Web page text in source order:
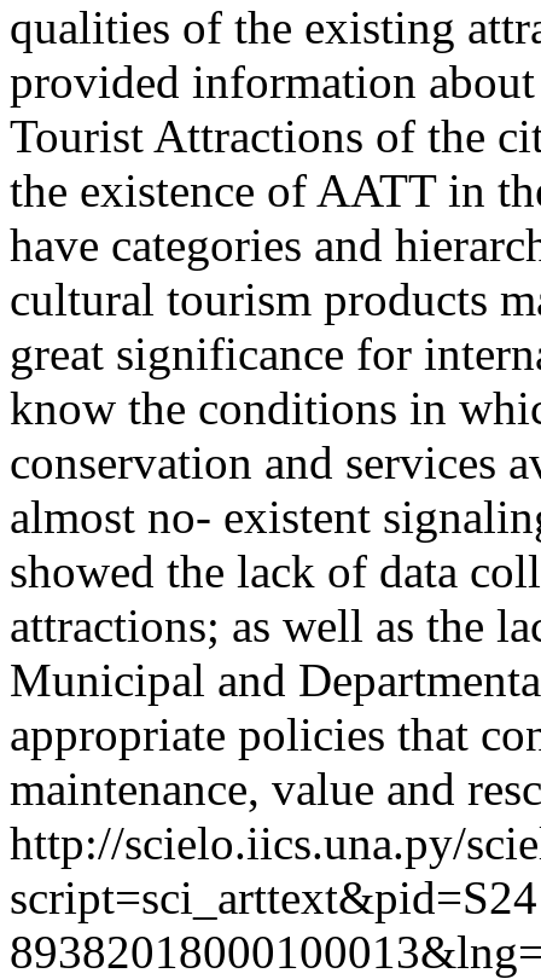
qualities of the existing
provided information
Tourist Attractions of the
the existence of AATT in
have categories and
cultural tourism products
great significance for
know the conditions in
conservation and services
almost no- existent
showed the lack of data
attractions; as well as the
Municipal and
appropriate policies that
maintenance, value and
http://scielo.iics.una.py/